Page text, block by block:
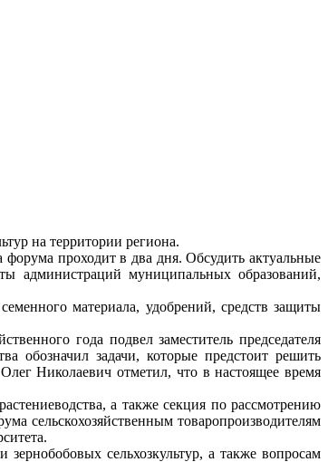
на территории региона.
форума проходит в два дня. Обсудить актуальные
администраций муниципальных образований,
материала, удобрений, средств защиты
года подвел заместитель председателя
обозначил задачи, которые предстоит решить
Николаевич отметил, что в настоящее время
а также секция по рассмотрению
сельскохозяйственным товаропроизводителям
сельхозкультур, а также вопросам